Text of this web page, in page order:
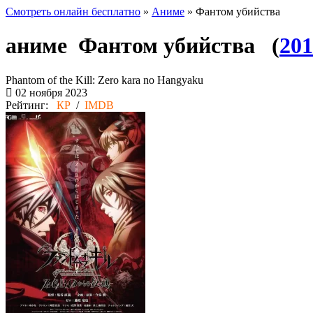
Смотреть онлайн бесплатно » Аниме » Фантом убийства
аниме Фантом убийства (
Phantom of the Kill: Zero kara no Hangyaku
02 ноября 2023
Рейтинг: КР / IMDB